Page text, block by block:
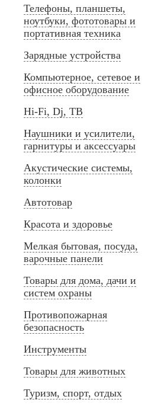
Телефоны, планшеты,
ноутбуки, фототовары и
портативная техника
Зарядные устройства
Компьютерное, сетевое и
офисное оборудование
Hi-Fi, Dj, ТВ
Наушники и усилители,
гарнитуры и аксессуары
Акустические системы,
колонки
Автотовар
Красота и здоровье
Мелкая бытовая, посуда,
варочные панели
Товары для дома, дачи и
систем охраны
Противопожарная
безопасность
Инструменты
Товары для животных
Туризм, спорт, отдых